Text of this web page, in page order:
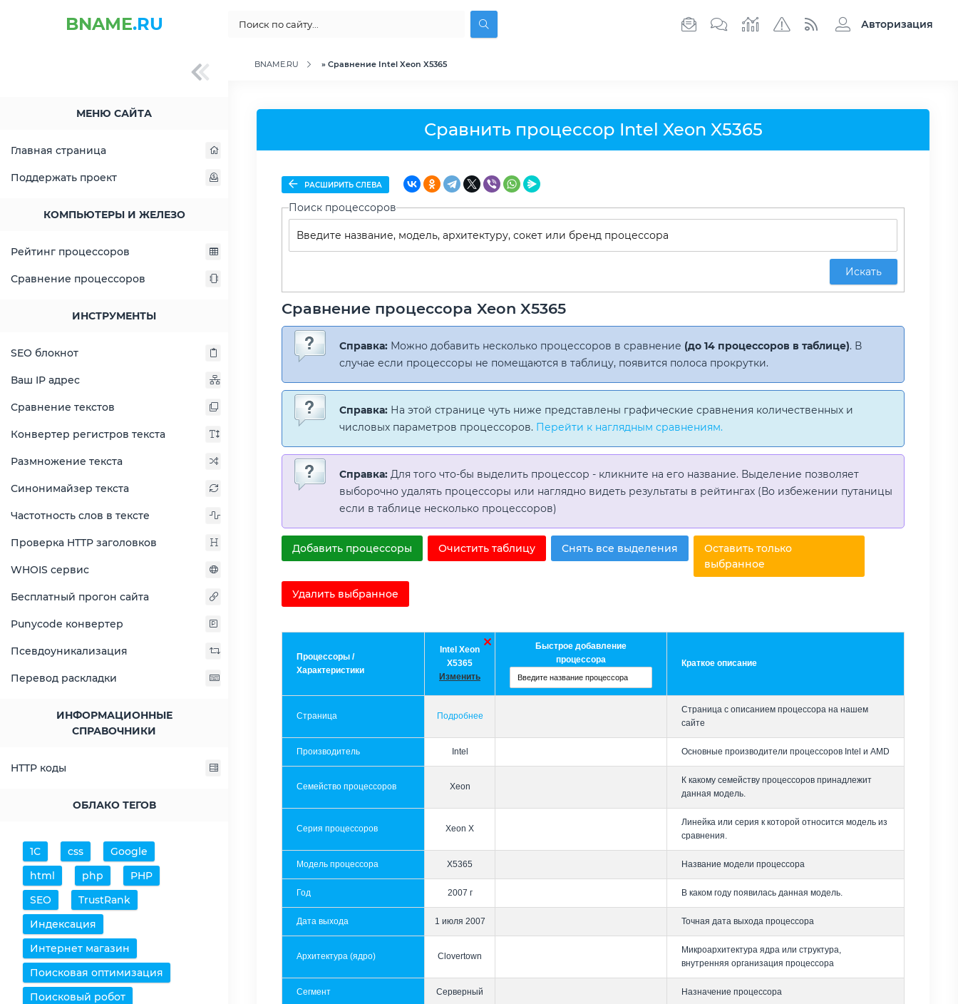
BNAME.RU Авторизация
МЕНЮ САЙТА
Главная страница
Поддержать проект
КОМПЬЮТЕРЫ И ЖЕЛЕЗО
Рейтинг процессоров
Сравнение процессоров
ИНСТРУМЕНТЫ
SEO блокнот
Ваш IP адрес
Сравнение текстов
Конвертер регистров текста
Размножение текста
Синонимайзер текста
Частотность слов в тексте
Проверка HTTP заголовков
WHOIS сервис
Бесплатный прогон сайта
Punycode конвертер
Псевдоуникализация
Перевод раскладки
ИНФОРМАЦИОННЫЕ
СПРАВОЧНИКИ
HTTP коды
ОБЛАКО ТЕГОВ
1С css
Google
html
php
PHP
SEO
TrustRank
Индексация
Интернет магазин
Поисковая оптимизация
Поисковый робот
BNAME.RU » Сравнение Intel Xeon X5365
Сравнить процессор Intel Xeon X5365
РАСШИРИТЬ СЛЕВА
Поиск процессоров
Искать
Сравнение процессора Xeon X5365
Справка: Можно добавить несколько процессоров в сравнение (до 14 процессоров в таблице). В
случае если процессоры не помещаются в таблицу, появится полоса прокрутки.
Справка: На этой странице чуть ниже представлены графические сравнения количественных и
числовых параметров процессоров. Перейти к наглядным сравнениям.
Справка: Для того что-бы выделить процессор - кликните на его название. Выделение позволяет
выборочно удалять процессоры или наглядно видеть результаты в рейтингах (Во избежении путаницы
если в таблице несколько процессоров)
Добавить процессоры Очистить таблицу Снять все выделения
Оставить только
выбранное
Удалить выбранное
Процессоры /
Характеристики
Intel Xeon
X5365
Изменить
Быстрое добавление
процессора
Краткое описание
Страница Подробнее
Страница с описанием процессора на нашем
сайте
Производитель Intel Основные производители процессоров Intel и AMD
Семейство процессоров Xeon
К какому семейству процессоров принадлежит
данная модель.
Серия процессоров Xeon X
Линейка или серия к которой относится модель из
сравнения.
Модель процессора X5365 Название модели процессора
Год 2007 г В каком году появилась данная модель.
Дата выхода 1 июля 2007 Точная дата выхода процессора
Архитектура (ядро) Clovertown
Микроархитектура ядра или структура,
внутренняя организация процессора
Сегмент Серверный Назначение процессора